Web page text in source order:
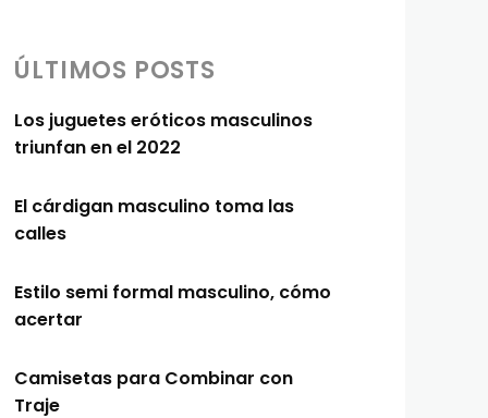
ÚLTIMOS POSTS
Los juguetes eróticos masculinos
triunfan en el 2022
El cárdigan masculino toma las
calles
Estilo semi formal masculino, cómo
acertar
Camisetas para Combinar con
Traje